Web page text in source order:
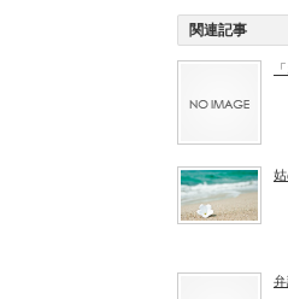
関連記事